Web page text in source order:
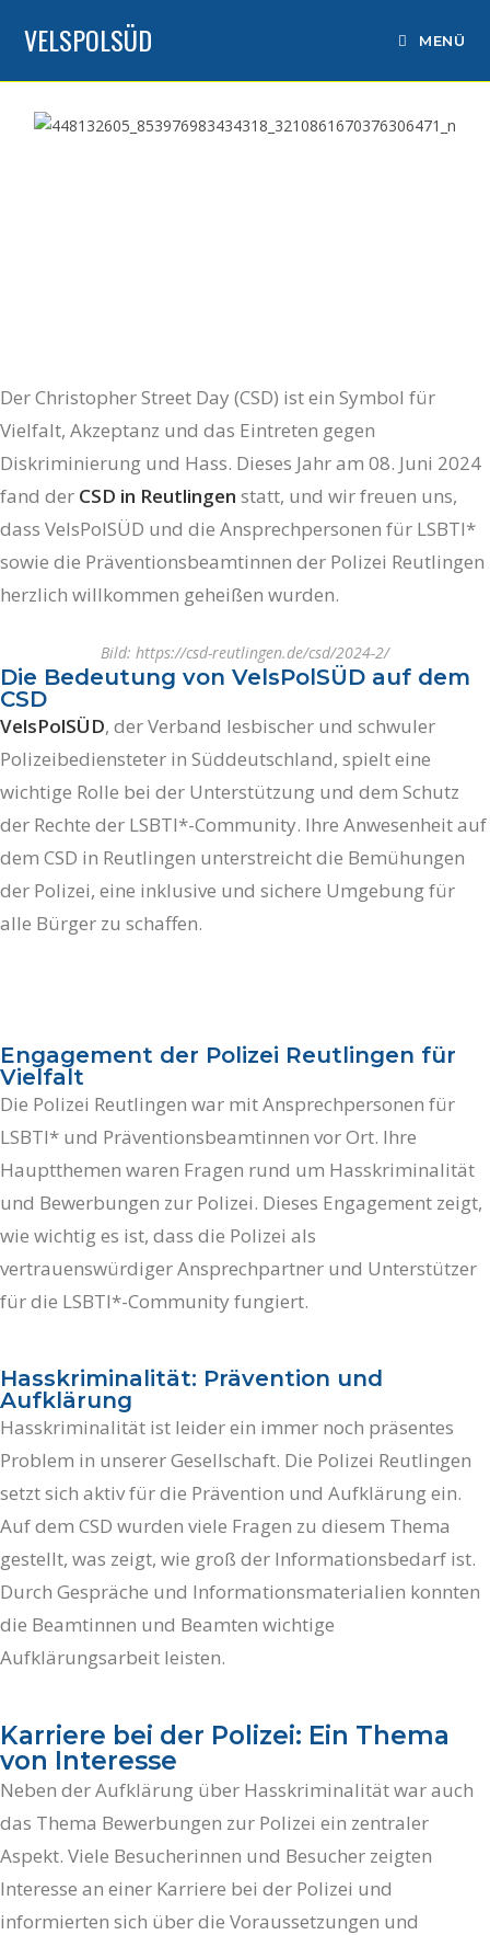
VELSPOLSÜD MENÜ
Der Christopher Street Day (CSD) ist ein Symbol für
Vielfalt, Akzeptanz und das Eintreten gegen
Diskriminierung und Hass. Dieses Jahr am 08. Juni 2024
fand der CSD in Reutlingen statt, und wir freuen uns,
dass VelsPolSÜD und die Ansprechpersonen für LSBTI*
sowie die Präventionsbeamtinnen der Polizei Reutlingen
herzlich willkommen geheißen wurden.
Bild: https://csd-reutlingen.de/csd/2024-2/
Die Bedeutung von VelsPolSÜD auf dem
CSD
VelsPolSÜD, der Verband lesbischer und schwuler
Polizeibediensteter in Süddeutschland, spielt eine
wichtige Rolle bei der Unterstützung und dem Schutz
der Rechte der LSBTI*-Community. Ihre Anwesenheit auf
dem CSD in Reutlingen unterstreicht die Bemühungen
der Polizei, eine inklusive und sichere Umgebung für
alle Bürger zu schaffen.
Engagement der Polizei Reutlingen für
Vielfalt
Die Polizei Reutlingen war mit Ansprechpersonen für
LSBTI* und Präventionsbeamtinnen vor Ort. Ihre
Hauptthemen waren Fragen rund um Hasskriminalität
und Bewerbungen zur Polizei. Dieses Engagement zeigt,
wie wichtig es ist, dass die Polizei als
vertrauenswürdiger Ansprechpartner und Unterstützer
für die LSBTI*-Community fungiert.
Hasskriminalität: Prävention und
Aufklärung
Hasskriminalität ist leider ein immer noch präsentes
Problem in unserer Gesellschaft. Die Polizei Reutlingen
setzt sich aktiv für die Prävention und Aufklärung ein.
Auf dem CSD wurden viele Fragen zu diesem Thema
gestellt, was zeigt, wie groß der Informationsbedarf ist.
Durch Gespräche und Informationsmaterialien konnten
die Beamtinnen und Beamten wichtige
Aufklärungsarbeit leisten.
Karriere bei der Polizei: Ein Thema
von Interesse
Neben der Aufklärung über Hasskriminalität war auch
das Thema Bewerbungen zur Polizei ein zentraler
Aspekt. Viele Besucherinnen und Besucher zeigten
Interesse an einer Karriere bei der Polizei und
informierten sich über die Voraussetzungen und